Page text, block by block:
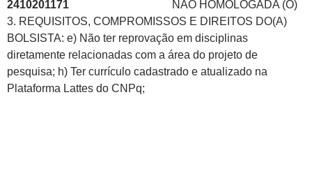
2410201171
NÃO HOMOLOGADA (O)
3. REQUISITOS, COMPROMISSOS E DIREITOS DO(A)
BOLSISTA: e) Não ter reprovação em disciplinas
diretamente relacionadas com a área do projeto de
pesquisa; h) Ter currículo cadastrado e atualizado na
Plataforma Lattes do CNPq;